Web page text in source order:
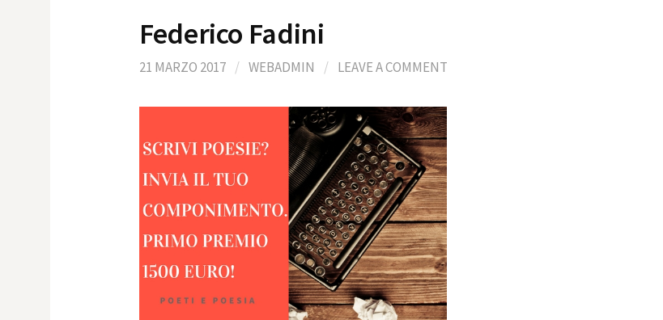
Federico Fadini
21 MARZO 2017 / WEBADMIN / LEAVE A COMMENT